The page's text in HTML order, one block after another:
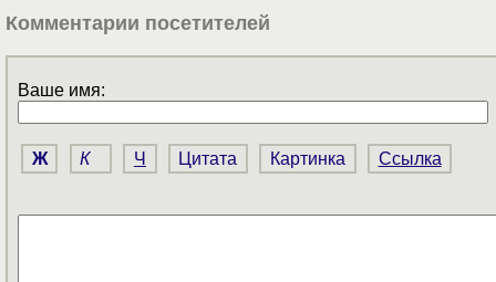
Комментарии посетителей
Ваше имя:
Ж К Ч Цитата Картинка Ссылка